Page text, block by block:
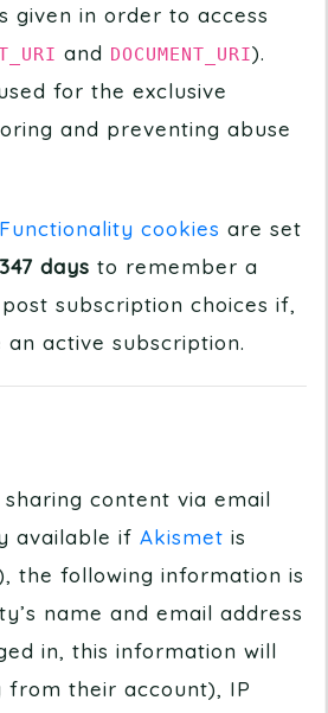
given in order to access
and DOCUMENT_URI).
for the exclusive
and preventing abuse
Functionality cookies are set
347 days to remember a
subscription choices if,
active subscription.
sharing content via email
available if Akismet is
the following information is
name and email address
in, this information will
their account), IP